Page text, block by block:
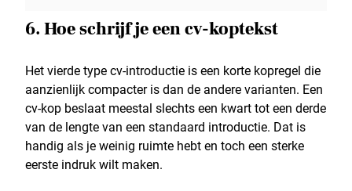
6. Hoe schrijf je een cv-koptekst
Het vierde type cv-introductie is een korte kopregel die
aanzienlijk compacter is dan de andere varianten. Een
cv-kop beslaat meestal slechts een kwart tot een derde
van de lengte van een standaard introductie. Dat is
handig als je weinig ruimte hebt en toch een sterke
eerste indruk wilt maken.